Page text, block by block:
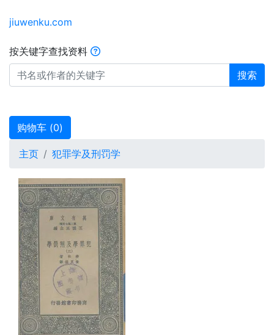
jiuwenku.com
按关键字查找资料
搜索
购物车 (0)
主页 犯罪学及刑罚学